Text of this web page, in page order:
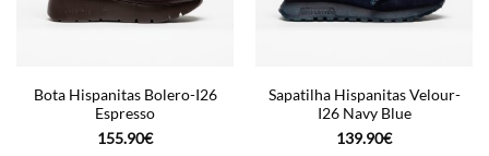
Bota Hispanitas Bolero-I26
Espresso
155.90€
Sapatilha Hispanitas Velour-
I26 Navy Blue
139.90€